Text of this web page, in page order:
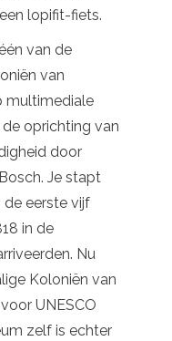
lopifit-fiets.
van de
van
multimediale
oprichting van
door
Je stapt
de eerste vijf
in de
Nu
Koloniën van
UNESCO
zelf is echter